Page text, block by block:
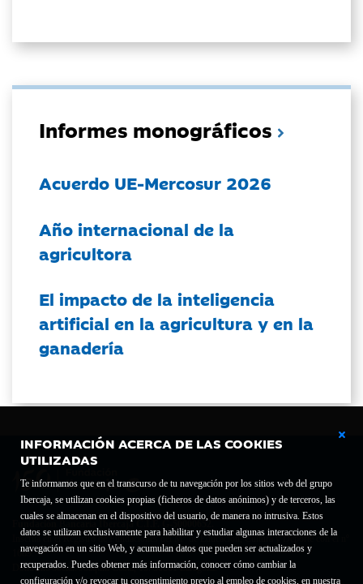
INFORMACIÓN ACERCA DE LAS COOKIES
UTILIZADAS
Te informamos que en el transcurso de tu navegación por los sitios web del grupo
Ibercaja, se utilizan cookies propias (ficheros de datos anónimos) y de terceros, las
cuales se almacenan en el dispositivo del usuario, de manera no intrusiva. Estos
datos se utilizan exclusivamente para habilitar y estudiar algunas interacciones de la
navegación en un sitio Web, y acumulan datos que pueden ser actualizados y
recuperados. Puedes obtener más información, conocer cómo cambiar la
configuración y/o revocar tu consentimiento previo al empleo de cookies, en nuestra
Informes monográficos
Acuerdo UE-Mercosur 2026
Año internacional de la
agricultora
El impacto de la inteligencia
artificial en la agricultura y en la
ganadería
Fundación Bancaria Ibercaja C.I.F. G-50000652.
Inscrita en el Registro de Fundaciones del Mº de Educación, Cultura y Deporte con el nº
1689.
Domicilio social: Joaquín Costa, 13. 50001 Zaragoza.